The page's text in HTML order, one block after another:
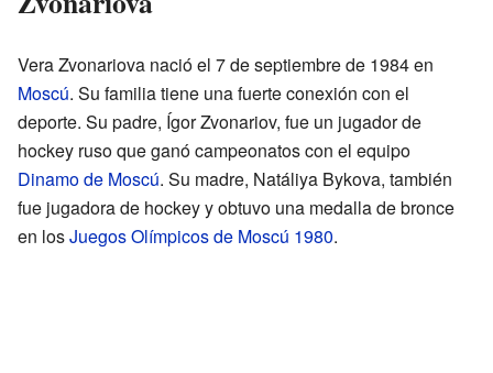
Vera Zvonariova nació el 7 de septiembre de 1984 en
Moscú. Su familia tiene una fuerte conexión con el
deporte. Su padre, Ígor Zvonariov, fue un jugador de
hockey ruso que ganó campeonatos con el equipo
Dinamo de Moscú. Su madre, Natáliya Bykova, también
fue jugadora de hockey y obtuvo una medalla de bronce
en losJuegos Olímpicos de Moscú 1980.